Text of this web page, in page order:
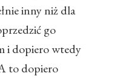
inny niż dla
go
i dopiero wtedy
to dopiero